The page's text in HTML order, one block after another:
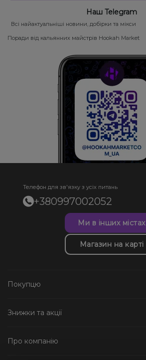
Наш Telegram
Всі найактуальніші новини, добірки та мікси
Поради від кальянних майстрів Hookah Market
Телефон для зв'язку з усіх питань
+380997002052
Ми в інших містах
Магазин на карті
Покупцю
Знижки та акції
Про компанію